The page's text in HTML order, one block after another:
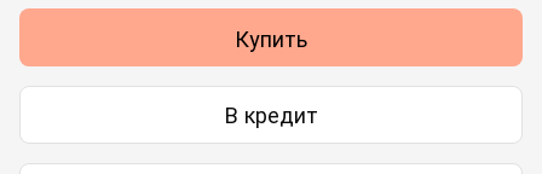
Купить
В кредит